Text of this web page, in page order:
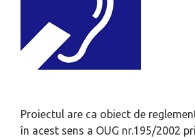
Proiectul are ca obiect de
în acest sens a OUG nr.195/2002